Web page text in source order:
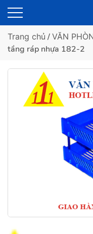
Trang chủ / VĂN
tầng ráp nhựa 182-2